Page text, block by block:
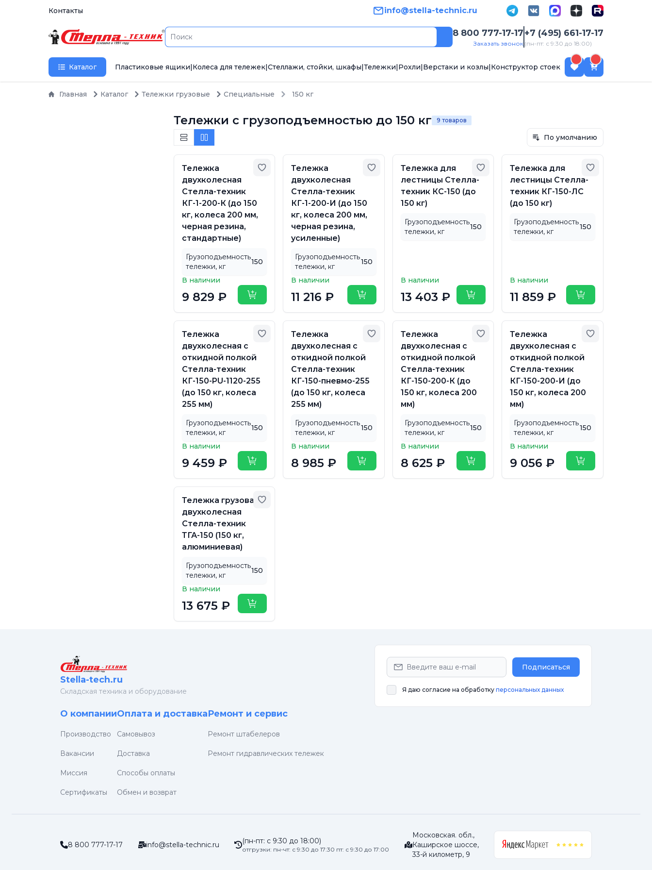
Контакты info@stella-technic.ru
8 800 777-17-17
Заказать звонок
+7 (495) 661-17-17
(пн-пт: с 9:30 до 18:00)
Каталог Пластиковые ящики|Колеса для тележек|Стеллажи, стойки, шкафы|Тележки|Рохли|Верстаки и козлы|Конструктор стоек
Главная Каталог Тележки грузовые Специальные 150 кг
Тележки с грузоподъемностью до 150 кг 9 товаров
По умолчанию
Добавить в избранное
Тележка
двухколесная
Стелла-техник
КГ-1-200-К (до 150
кг, колеса 200 мм,
черная резина,
стандартные)
Грузоподъемность
тележки, кг
150
В наличии
9 829 ₽ Купить
Добавить в избранное
Тележка
двухколесная
Стелла-техник
КГ-1-200-И (до 150
кг, колеса 200 мм,
черная резина,
усиленные)
Грузоподъемность
тележки, кг
150
В наличии
11 216 ₽ Купить
Добавить в избранное
Тележка для
лестницы Стелла-
техник КС-150 (до
150 кг)
Грузоподъемность
тележки, кг
150
В наличии
13 403 ₽ Купить
Добавить в
Тележка для
лестницы Стелла-
техник КГ-150-ЛС
(до 150 кг)
Грузоподъемность
тележки, кг
150
В наличии
11 859 ₽ Купить
Добавить в избранное
Тележка
двухколесная с
откидной полкой
Стелла-техник
КГ-150-PU-1120-255
(до 150 кг, колеса
255 мм)
Грузоподъемность
тележки, кг
150
В наличии
9 459 ₽ Купить
Добавить в избранное
Тележка
двухколесная с
откидной полкой
Стелла-техник
КГ-150-пневмо-255
(до 150 кг, колеса
255 мм)
Грузоподъемность
тележки, кг
150
В наличии
8 985 ₽ Купить
Добавить в избранное
Тележка
двухколесная с
откидной полкой
Стелла-техник
КГ-150-200-К (до
150 кг, колеса 200
мм)
Грузоподъемность
тележки, кг
150
В наличии
8 625 ₽ Купить
Добавить в
Тележка
двухколесная с
откидной полкой
Стелла-техник
КГ-150-200-И (до
150 кг, колеса 200
мм)
Грузоподъемность
тележки, кг
150
В наличии
9 056 ₽ Купить
Добавить в избранное
Тележка грузовая
двухколесная
Стелла-техник
ТГА-150 (150 кг,
алюминиевая)
Грузоподъемность
тележки, кг
150
В наличии
13 675 ₽ Купить
Stella-tech.ru
Cкладская техника и оборудование
Подписаться
Я даю согласие на обработку персональных данных
О компании
Производство
Вакансии
Миссия
Сертификаты
Оплата и доставка
Самовывоз
Доставка
Способы оплаты
Обмен и возврат
Ремонт и сервис
Ремонт штабелеров
Ремонт гидравлических тележек
8 800 777-17-17 info@stella-technic.ru (пн-пт: с 9:30 до 18:00)
отгрузки: пн-чт: с 9:30 до 17:30 пт: с 9:30 до 17:00
Московская. обл.,
Каширское шоссе,
33-й километр, 9